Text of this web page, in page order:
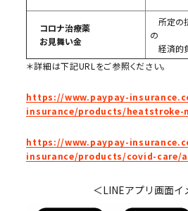
コロナ治療薬
お見舞い金
所定の
の
経済的
＊詳細は下記URLをご参照ください。
https://www.paypay-
insurance/products/heatstroke-
https://www.paypay-
insurance/products/covid-care/
＜LINEアプリ画面イ